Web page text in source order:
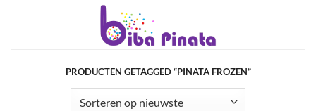
PRODUCTEN GETAGGED “PINATA FROZEN”